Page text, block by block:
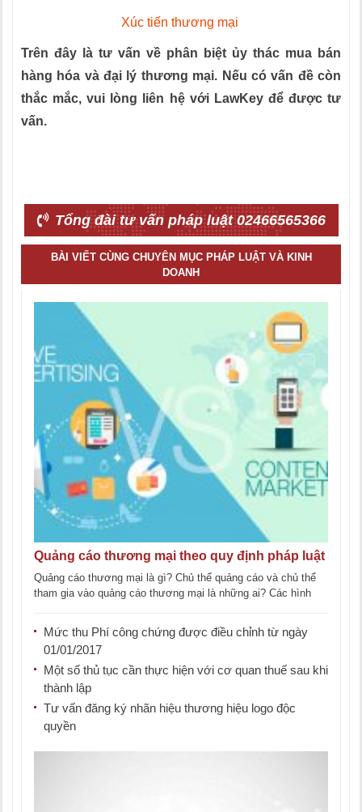
Xúc tiến thương mại
Trên đây là tư vấn về phân biệt ủy thác mua bán
hàng hóa và đại lý thương mại. Nếu có vấn đề còn
thắc mắc, vui lòng liên hệ với LawKey để được tư
vấn.
Tổng đài tư vấn pháp luật 02466565366
BÀI VIẾT CÙNG CHUYÊN MỤC PHÁP LUẬT VÀ KINH
DOANH
Quảng cáo thương mại theo quy định pháp luật
Quảng cáo thương mại là gì? Chủ thể quảng cáo và chủ thể
tham gia vào quảng cáo thương mại là những ai? Các hình
Mức thu Phí công chứng được điều chỉnh từ ngày
01/01/2017
Một số thủ tục cần thực hiện với cơ quan thuế sau khi
thành lập
Tư vấn đăng ký nhãn hiệu thương hiệu logo độc
quyền